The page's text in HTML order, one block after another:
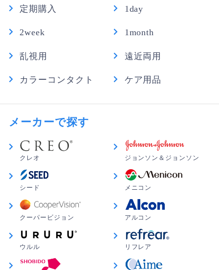
定期購入 1day
2week 1month
乱視用 遠近両用
カラーコンタクト ケア用品
メーカーで探す
クレオ ジョンソン＆ジョンソン
シード メニコン
クーパービジョン アルコン
ウルル リフレア